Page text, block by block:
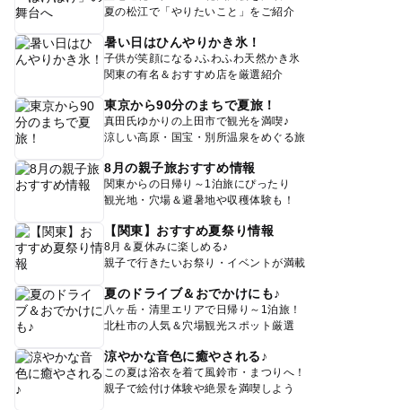
夏の松江で「やりたいこと」をご紹介
暑い日はひんやりかき氷！
子供が笑顔になる♪ふわふわ天然かき氷
関東の有名＆おすすめ店を厳選紹介
東京から90分のまちで夏旅！
真田氏ゆかりの上田市で観光を満喫♪
涼しい高原・国宝・別所温泉をめぐる旅
8月の親子旅おすすめ情報
関東からの日帰り～1泊旅にぴったり
観光地・穴場＆避暑地や収穫体験も！
【関東】おすすめ夏祭り情報
8月＆夏休みに楽しめる♪
親子で行きたいお祭り・イベントが満載
夏のドライブ＆おでかけにも♪
八ヶ岳・清里エリアで日帰り～1泊旅！
北杜市の人気＆穴場観光スポット厳選
涼やかな音色に癒やされる♪
この夏は浴衣を着て風鈴市・まつりへ！
親子で絵付け体験や絶景を満喫しよう